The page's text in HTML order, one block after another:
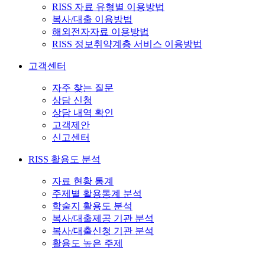
RISS 자료 유형별 이용방법
복사/대출 이용방법
해외전자자료 이용방법
RISS 정보취약계층 서비스 이용방법
고객센터
자주 찾는 질문
상담 신청
상담 내역 확인
고객제안
신고센터
RISS 활용도 분석
자료 현황 통계
주제별 활용통계 분석
학술지 활용도 분석
복사/대출제공 기관 분석
복사/대출신청 기관 분석
활용도 높은 주제